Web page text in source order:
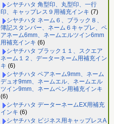
シヤチハタ 角型印、丸型印、一行
印、キャップレス９用補充インキ (7)
シヤチハタ ネーム６、ブラック８、
簿記スタンパー、ネーム６キャプレ、ペ
アネーム6mm、ネームエルツイン6mm
用補充インキ (6)
シヤチハタ ブラック１１、スクエア
ネーム１２、データーネーム用補充イン
キ (6)
シヤチハタ ペアネーム9mm、ネーム
デュオ9mm、ネームエル、ネームエル
ツイン9mm、ネームペン用補充インキ
(6)
シヤチハタ データーネームEX用補充
インキ (6)
シヤチハタ ビジネス用キャップレスA